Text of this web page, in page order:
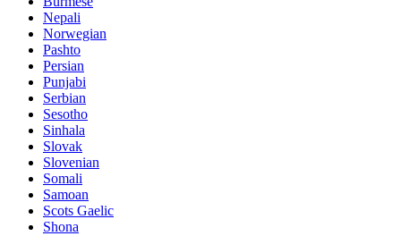
Nepali
Norwegian
Pashto
Persian
Punjabi
Serbian
Sesotho
Sinhala
Slovak
Slovenian
Somali
Samoan
Scots Gaelic
Shona